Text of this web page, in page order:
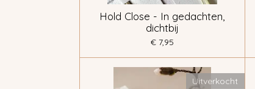
Hold Close - In gedachten,
dichtbij
€ 7,95
Uitverkocht